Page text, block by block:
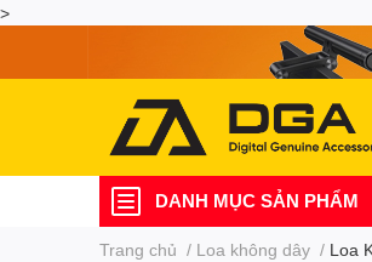
>
DANH MỤC SẢN PHẨM
Trang chủ / Loa không dây / Loa